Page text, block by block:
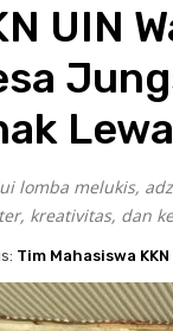
UIN
lomba melukis,
kreativitas, dan
Tim Mahasiswa KKN